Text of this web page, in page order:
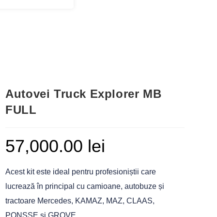
Autovei Truck Explorer MB
FULL
57,000.00 lei
Acest kit este ideal pentru profesioniștii care
lucrează în principal cu camioane, autobuze și
tractoare Mercedes, KAMAZ, MAZ, CLAAS,
PONSSE și GROVE.